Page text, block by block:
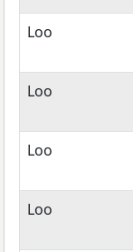
Loo
Loo
Loo
Loo